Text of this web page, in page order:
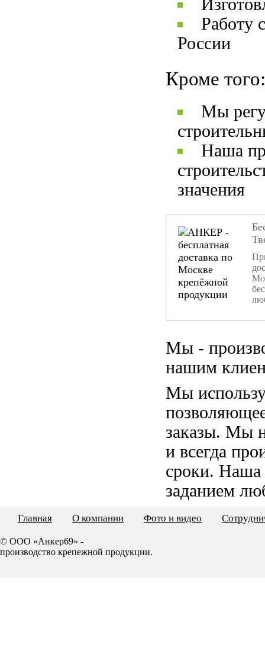
Работу
России
Кроме того:
Мы
Наша
значения
Мы -
нашим
Мы
заказы. Мы
и всегда
сроки. Наша
заданием
Главная О компании Фото и видео
© ООО «Анкер69» -
производство крепежной продукции.